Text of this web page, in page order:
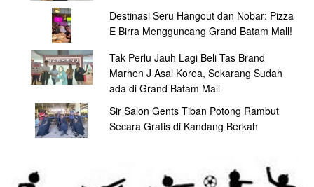
Destinasi Seru Hangout dan Nobar: Pizza
E Birra Mengguncang Grand Batam Mall!
Tak Perlu Jauh Lagi Beli Tas Brand
Marhen J Asal Korea, Sekarang Sudah
ada di Grand Batam Mall
Sir Salon Gents Tiban Potong Rambut
Secara Gratis di Kandang Berkah